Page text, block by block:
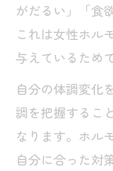
がだるい」「食
これは女性ホル
与えているため
自分の体調変化
調を把握するこ
なります。ホル
自分に合った対